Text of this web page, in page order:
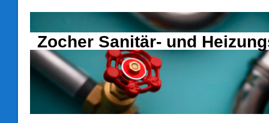
Zocher Sanitär- und